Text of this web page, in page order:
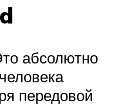
абсолютно
передовой